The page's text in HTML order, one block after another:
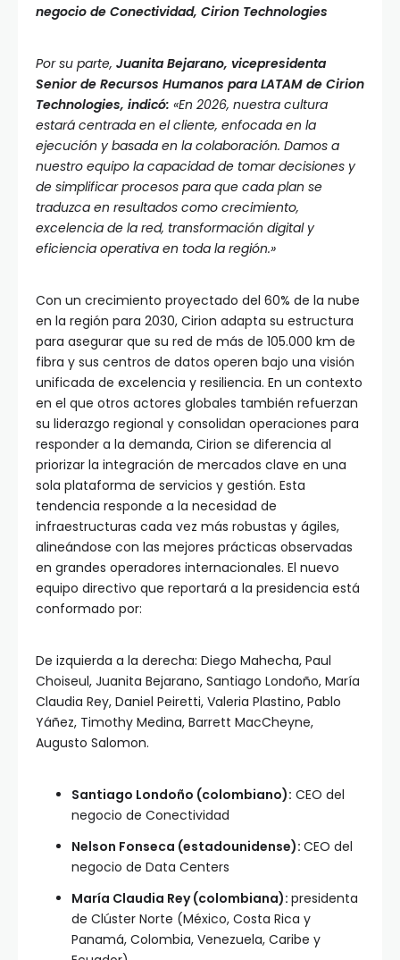
negocio de Conectividad, Cirion Technologies
Por su parte, Juanita Bejarano, vicepresidenta
Senior de Recursos Humanos para LATAM de Cirion
Technologies, indicó: «En 2026, nuestra cultura
estará centrada en el cliente, enfocada en la
ejecución y basada en la colaboración. Damos a
nuestro equipo la capacidad de tomar decisiones y
de simplificar procesos para que cada plan se
traduzca en resultados como crecimiento,
excelencia de la red, transformación digital y
eficiencia operativa en toda la región.»
Con un crecimiento proyectado del 60% de la nube
en la región para 2030, Cirion adapta su estructura
para asegurar que su red de más de 105.000 km de
fibra y sus centros de datos operen bajo una visión
unificada de excelencia y resiliencia. En un contexto
en el que otros actores globales también refuerzan
su liderazgo regional y consolidan operaciones para
responder a la demanda, Cirion se diferencia al
priorizar la integración de mercados clave en una
sola plataforma de servicios y gestión. Esta
tendencia responde a la necesidad de
infraestructuras cada vez más robustas y ágiles,
alineándose con las mejores prácticas observadas
en grandes operadores internacionales. El nuevo
equipo directivo que reportará a la presidencia está
conformado por:
De izquierda a la derecha: Diego Mahecha, Paul
Choiseul, Juanita Bejarano, Santiago Londoño, María
Claudia Rey, Daniel Peiretti, Valeria Plastino, Pablo
Yáñez, Timothy Medina, Barrett MacCheyne,
Augusto Salomon.
Santiago Londoño (colombiano): CEO del
negocio de Conectividad
Nelson Fonseca (estadounidense): CEO del
negocio de Data Centers
María Claudia Rey (colombiana): presidenta
de Clúster Norte (México, Costa Rica y
Panamá, Colombia, Venezuela, Caribe y